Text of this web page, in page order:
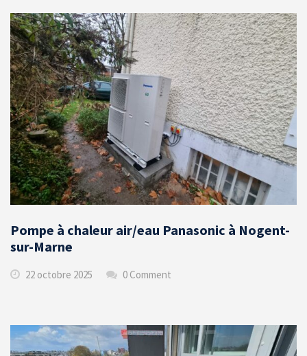
Pompe à chaleur air/eau Panasonic à Nogent-
sur-Marne
22 octobre 2025 0 Comment